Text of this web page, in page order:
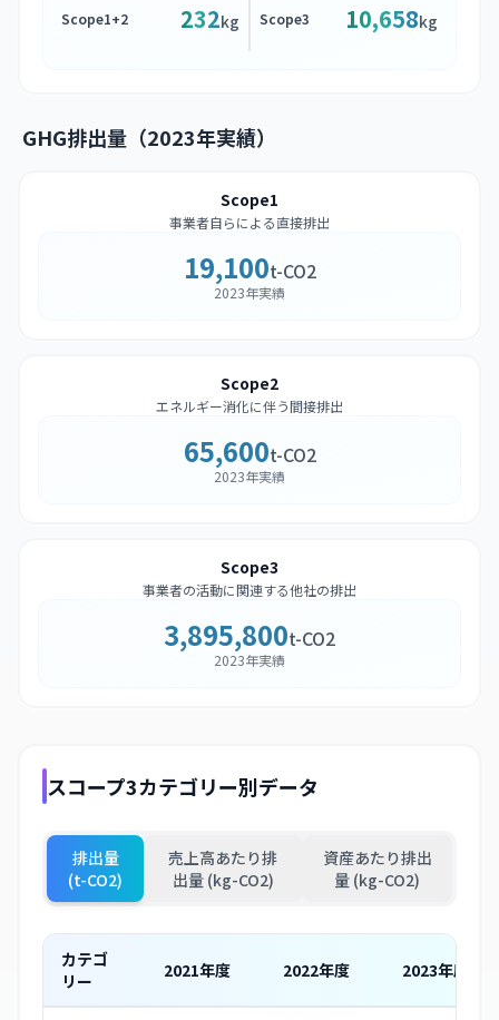
Scope1+2 232kg Scope3 10,658kg
GHG排出量（2023年実績）
Scope1
事業者自らによる直接排出
19,100t-CO2
2023年実績
Scope2
エネルギー消化に伴う間接排出
65,600t-CO2
2023年実績
Scope3
事業者の活動に関連する他社の排出
3,895,800t-CO2
2023年実績
スコープ3カテゴリー別データ
排出量
(t-CO2)
売上高あたり排
出量 (kg-CO2)
資産あたり排出
量 (kg-CO2)
カテゴ
リー
2021年度 2022年度 2023年度